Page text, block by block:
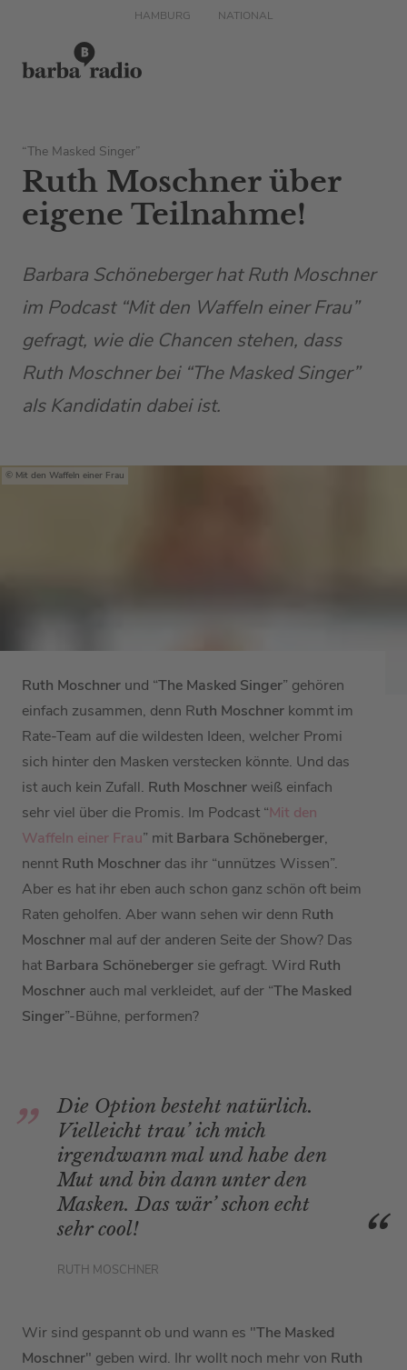
HAMBURG NATIONAL
“The Masked Singer”
Ruth Moschner über
eigene Teilnahme!
Barbara Schöneberger hat Ruth Moschner
im Podcast “Mit den Waffeln einer Frau”
gefragt, wie die Chancen stehen, dass
Ruth Moschner bei “The Masked Singer”
als Kandidatin dabei ist.
Mit den Waffeln einer Frau
Ruth Moschner und “The Masked Singer” gehören
einfach zusammen, denn Ruth Moschner kommt im
Rate-Team auf die wildesten Ideen, welcher Promi
sich hinter den Masken verstecken könnte. Und das
ist auch kein Zufall. Ruth Moschnerweiß einfach
sehr viel über die Promis. Im Podcast “Mit den
Waffeln einer Frau” mit Barbara Schöneberger,
nennt Ruth Moschner das ihr “unnützes Wissen”.
Aber es hat ihr eben auch schon ganz schön oft beim
Raten geholfen. Aber wann sehen wir denn Ruth
Moschner mal auf der anderen Seite der Show? Das
hat Barbara Schöneberger sie gefragt. Wird Ruth
Moschner auch mal verkleidet, auf der “The Masked
Singer”-Bühne, performen?
Die Option besteht natürlich.
Vielleicht trau’ ich mich
irgendwann mal und habe den
Mut und bin dann unter den
Masken. Das wär’ schon echt
sehr cool!
RUTH MOSCHNER
Wir sind gespannt ob und wann es "The Masked
Moschner" geben wird. Ihr wollt noch mehr von Ruth